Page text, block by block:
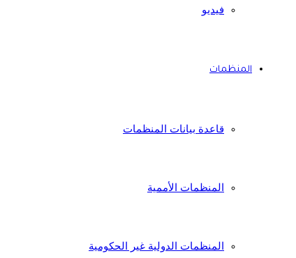
فيديو
المنظمات
قاعدة بيانات المنظمات
المنظمات الأممية
المنظمات الدولية غير الحكومية